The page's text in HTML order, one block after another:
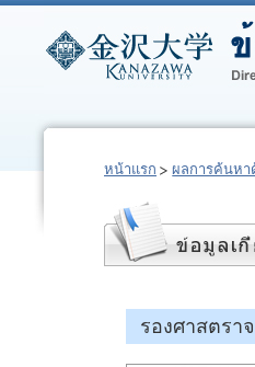
หน้าแรก ผลการค้นหา
รองศาสตรา